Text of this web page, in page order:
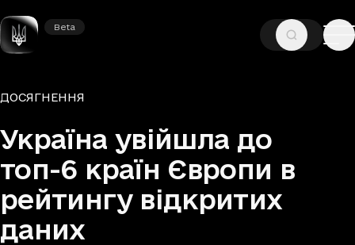
Beta
Beta
ГОЛОВНА—НОВИНИ
Рубрики
ДОСЯГНЕННЯ
Україна увійшла до
топ-6 країн Європи в
рейтингу відкритих
даних